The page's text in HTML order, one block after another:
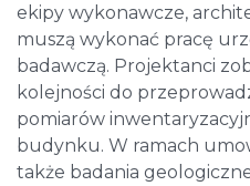
ekipy wykonawcze,
muszą wykonać pracę
badawczą. Projektanci
kolejności do
pomiarów
budynku. W ramach
także badania